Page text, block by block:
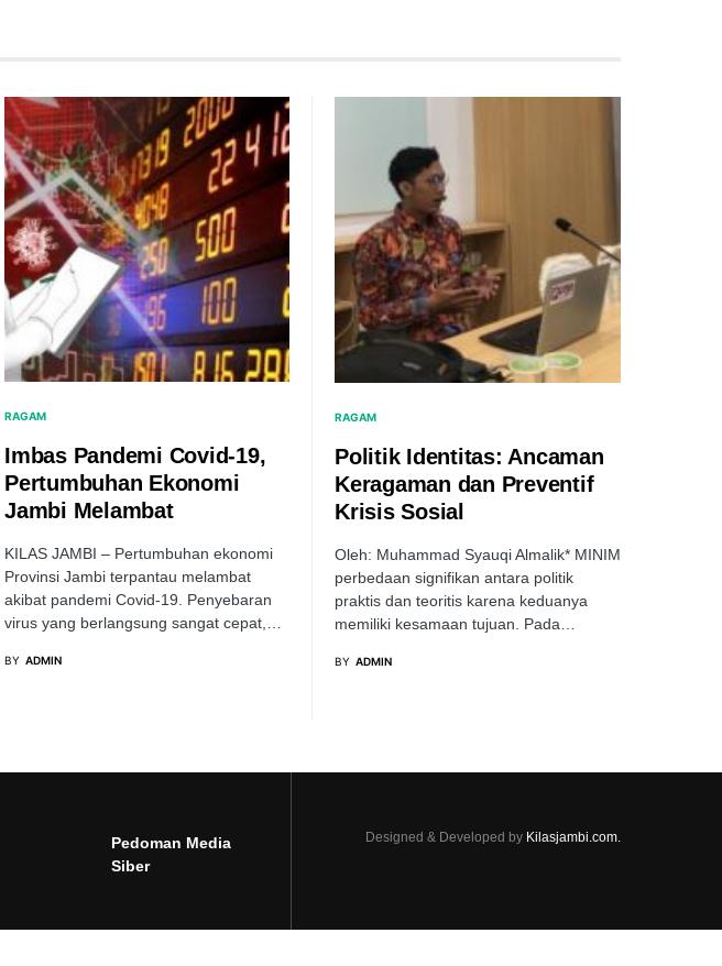
RAGAM
Imbas Pandemi Covid-19,
Pertumbuhan Ekonomi
Jambi Melambat
KILAS JAMBI – Pertumbuhan ekonomi
Provinsi Jambi terpantau melambat
akibat pandemi Covid-19. Penyebaran
virus yang berlangsung sangat cepat,…
BY ADMIN
RAGAM
Politik Identitas: Ancaman
Keragaman dan Preventif
Krisis Sosial
Oleh: Muhammad Syauqi Almalik* MINIM
perbedaan signifikan antara politik
praktis dan teoritis karena keduanya
memiliki kesamaan tujuan. Pada…
BY ADMIN
Pedoman Media
Siber
Designed & Developed by Kilasjambi.com.